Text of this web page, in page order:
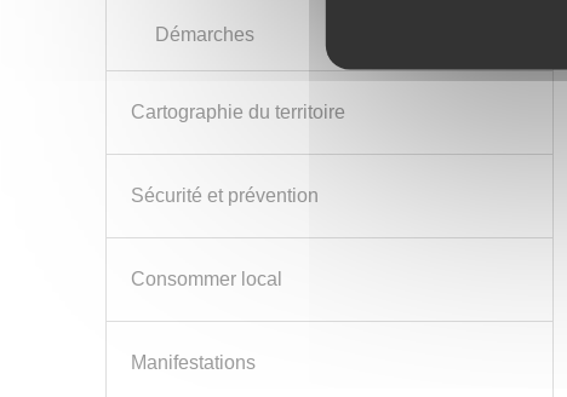
Démarches
Cartographie du territoire
Sécurité et prévention
Consommer local
Manifestations